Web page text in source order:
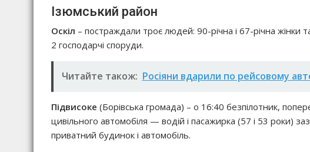
Ізюмський район
Оскіл – постраждали троє людей: 90-річна і 67-річна
2 господарчі споруди.
Читайте також: Росіяни вдарили по рейсовому
Підвисоке (Борівська громада) – о 16:40 безпілотник,
цивільного автомобіля — водій і пасажирка (57 і 53 роки)
приватний будинок і автомобіль.